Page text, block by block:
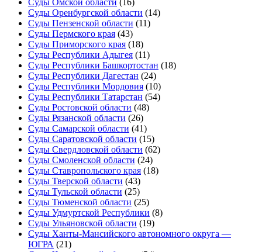
Суды Омской области (16)
Суды Оренбургской области (14)
Суды Пензенской области (11)
Суды Пермского края (43)
Суды Приморского края (18)
Суды Республики Адыгея (11)
Суды Республики Башкортостан (18)
Суды Республики Дагестан (24)
Суды Республики Мордовия (10)
Суды Республики Татарстан (54)
Суды Ростовской области (48)
Суды Рязанской области (26)
Суды Самарской области (41)
Суды Саратовской области (15)
Суды Свердловской области (62)
Суды Смоленской области (24)
Суды Ставропольского края (18)
Суды Тверской области (43)
Суды Тульской области (25)
Суды Тюменской области (25)
Суды Удмуртской Республики (8)
Суды Ульяновской области (19)
Суды Ханты-Мансийского автономного округа —
ЮГРА (21)